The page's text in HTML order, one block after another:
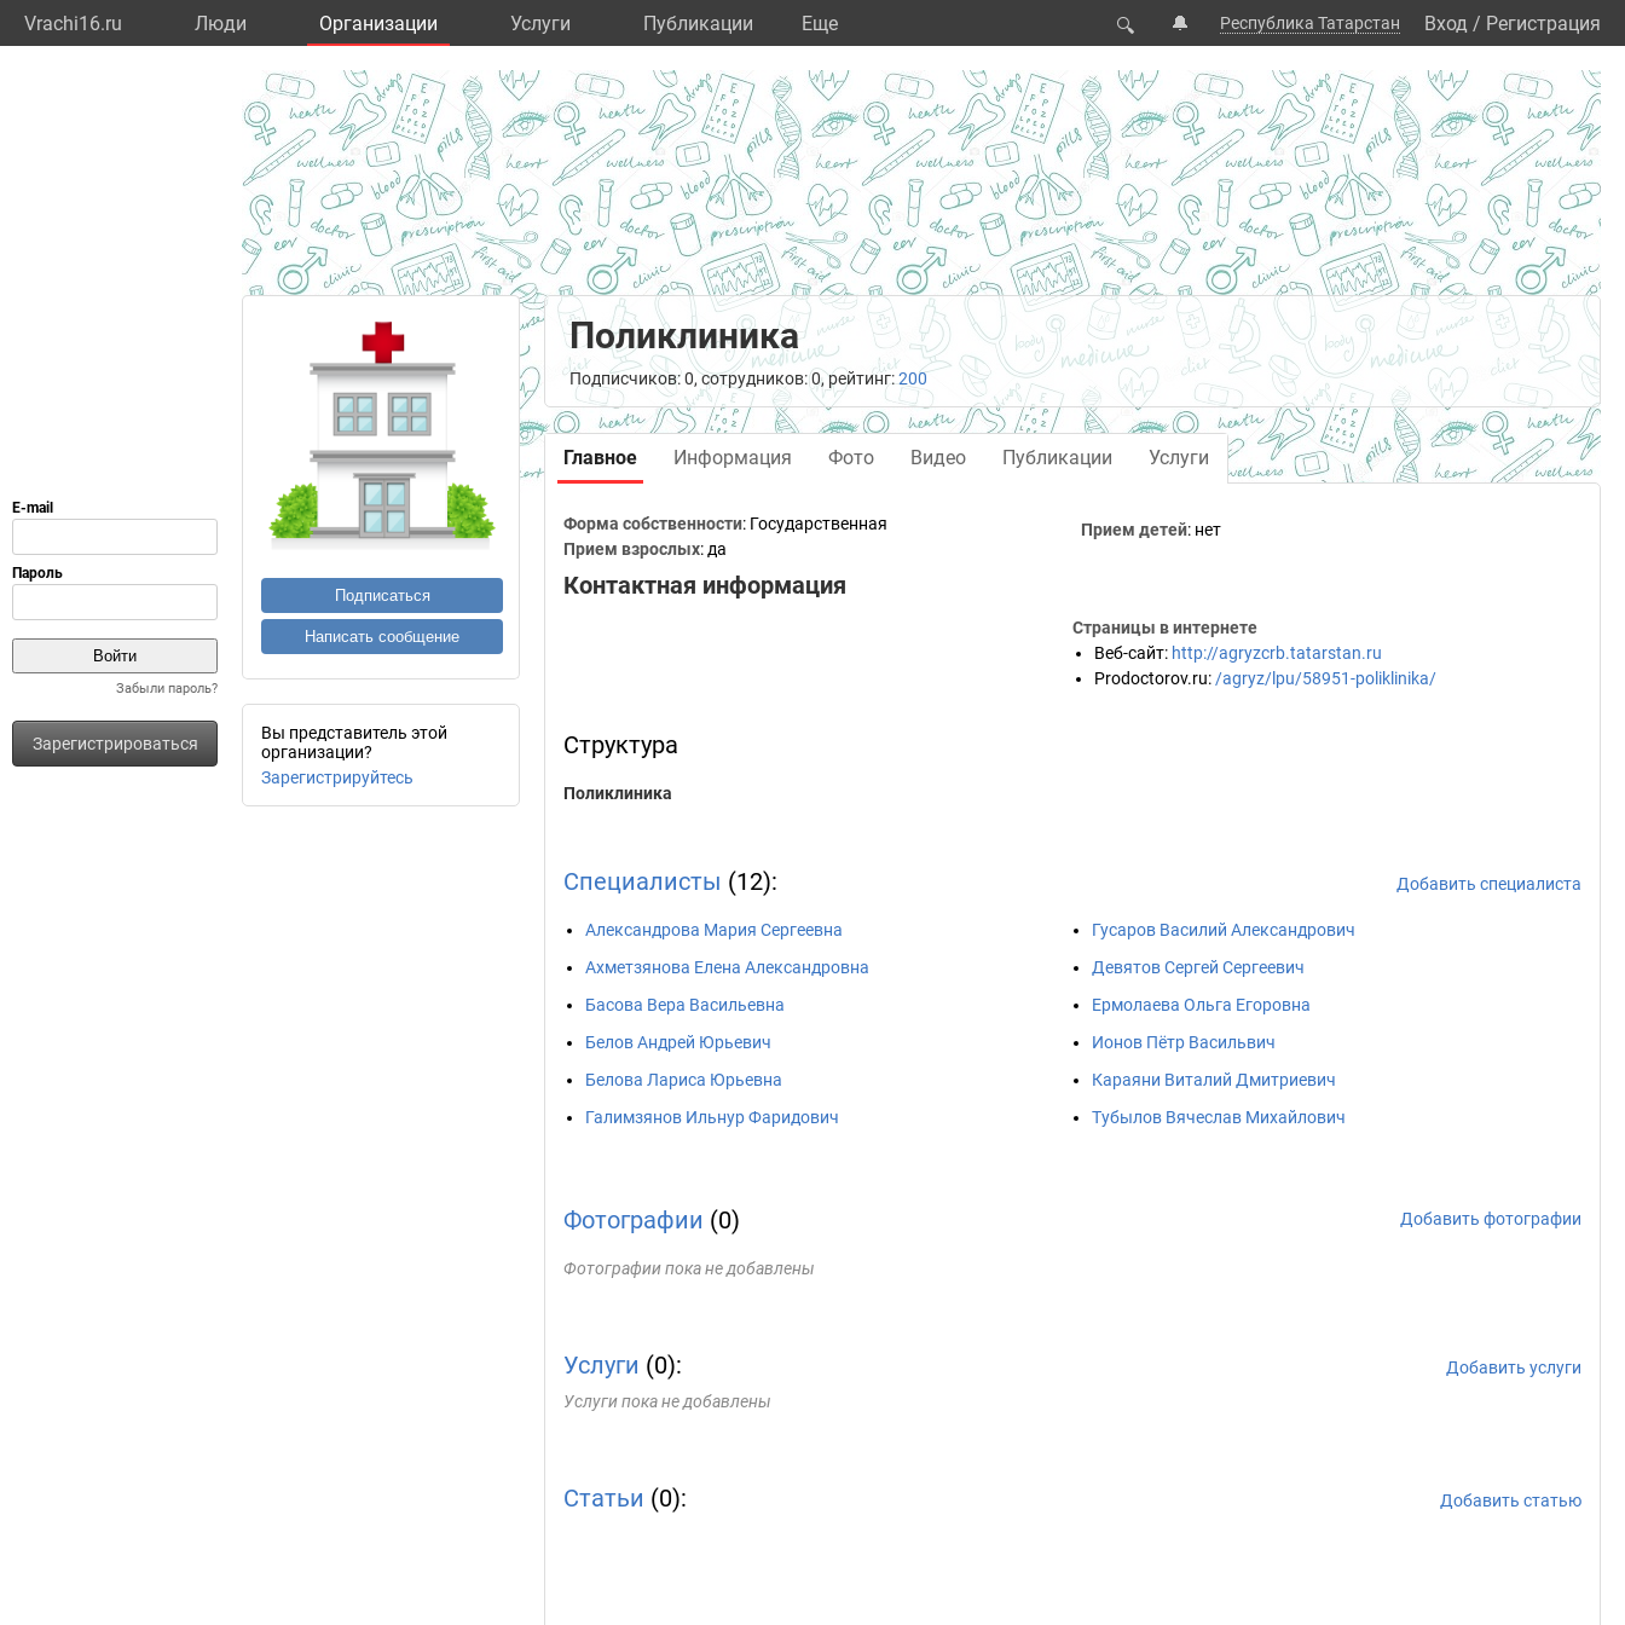
Vrachi16.ru Люди Организации Услуги Публикации Eще 🔍 🔔 Республика Татарстан Вход / Регистрация
Забыли пароль?
Зарегистрироваться
Подписаться
Написать сообщение
Вы представитель этой
организации?
Зарегистрируйтесь
Поликлиника
Подписчиков: 0, сотрудников: 0, рейтинг:200
Главное Информация Фото Видео Публикации Услуги
Форма собственности: Государственная
Прием взрослых: да
Прием детей: нет
Контактная информация
Страницы в интернете
Веб-сайт: http://agryzcrb.tatarstan.ru
Prodoctorov.ru: /agryz/lpu/58951-poliklinika/
Структура
Поликлиника
Специалисты (12): Добавить специалиста
Александрова Мария Сергеевна
Ахметзянова Елена Александровна
Басова Вера Васильевна
Белов Андрей Юрьевич
Белова Лариса Юрьевна
Галимзянов Ильнур Фаридович
Гусаров Василий Александрович
Девятов Сергей Сергеевич
Ермолаева Ольга Егоровна
Ионов Пётр Васильвич
Караяни Виталий Дмитриевич
Тубылов Вячеслав Михайлович
Фотографии (0) Добавить фотографии
Фотографии пока не добавлены
Услуги (0):
Добавить услуги
Услуги пока не добавлены
Статьи (0): Добавить статью